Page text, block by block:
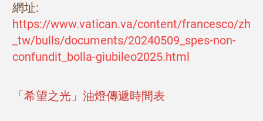
網址:
https://www.vatican.va/content/francesco/zh
_tw/bulls/documents/20240509_spes-non-
confundit_bolla-giubileo2025.html
「希望之光」油燈傳遞時間表